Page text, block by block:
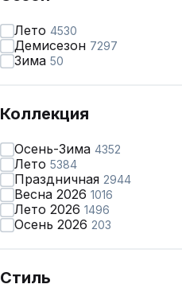
Лето 4530
Демисезон 7297
Зима 50
Коллекция
Осень-Зима 4352
Лето 5384
Праздничная 2944
Весна 2026 1016
Лето 2026 1496
Осень 2026 203
Стиль